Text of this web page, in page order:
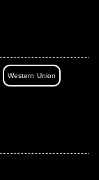
Western Union